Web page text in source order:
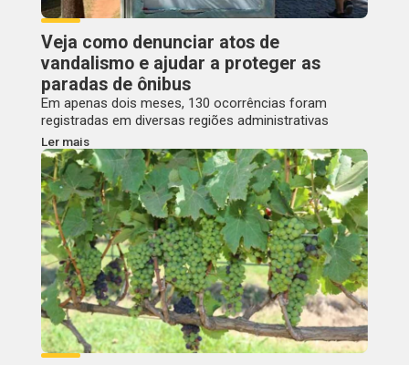
Veja como denunciar atos de
vandalismo e ajudar a proteger as
paradas de ônibus
Em apenas dois meses, 130 ocorrências foram
registradas em diversas regiões administrativas
Ler mais